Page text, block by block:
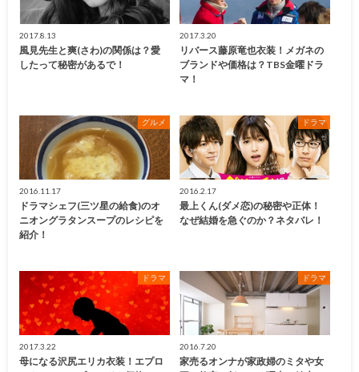
2017.8.13
風見先生と爽(さわ)の関係は？愛
したって秘密があるで！
2017.3.20
リバース藤原竜也衣装！メガネの
ブランドや価格は？TBS金曜ドラ
マ！
グルメ
2016.11.17
ドラマシェフ(三ツ星の給食)のオ
ニオングラタンスープのレシピを
紹介！
ドラマ
2016.2.17
最上くん(ダメ恋)の秘密や正体！
なぜ結婚を急ぐのか？ネタバレ！
ドラマ
2017.3.22
母になる沢尻エリカ衣装！エプロ
ドラマ
2016.7.20
家売るオンナが家政婦のミタや女